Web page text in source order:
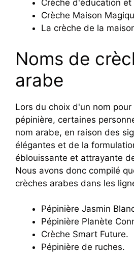
Crèche d'éducation et
Crèche Maison
La crèche de la
Noms de
arabe
Lors du choix d'un nom
pépinière, certaines
nom arabe, en raison des
élégantes et de la
éblouissante et attrayante
Nous avons donc compilé
crèches arabes dans les
Pépinière Jasmin
Pépinière Planète
Crèche Smart Future.
Pépinière de ruches.